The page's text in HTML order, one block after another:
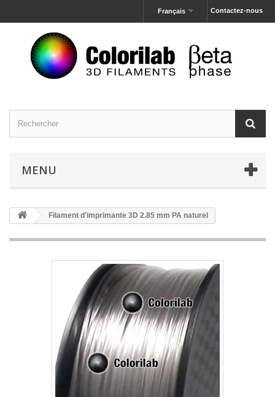
Contactez-nous
Français
MENU
Filament d'imprimante 3D 2.85 mm PA naturel